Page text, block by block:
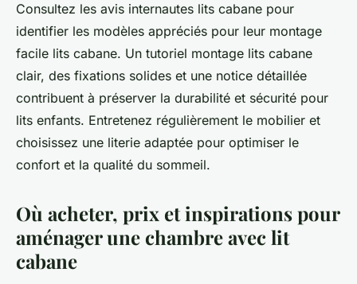
Consultez les avis internautes lits cabane pour
identifier les modèles appréciés pour leur montage
facile lits cabane. Un tutoriel montage lits cabane
clair, des fixations solides et une notice détaillée
contribuent à préserver la durabilité et sécurité pour
lits enfants. Entretenez régulièrement le mobilier et
choisissez une literie adaptée pour optimiser le
confort et la qualité du sommeil.
Où acheter, prix et inspirations pour
aménager une chambre avec lit
cabane